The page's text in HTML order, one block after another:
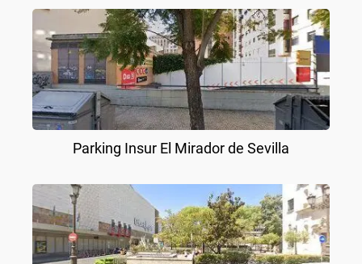
Parking Insur El Mirador de Sevilla